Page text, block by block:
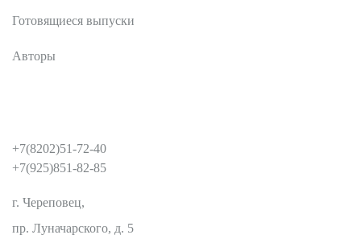
Готовящиеся выпуски
Авторы
+7(8202)51-72-40
+7(925)851-82-85
г. Череповец,
пр. Луначарского, д. 5